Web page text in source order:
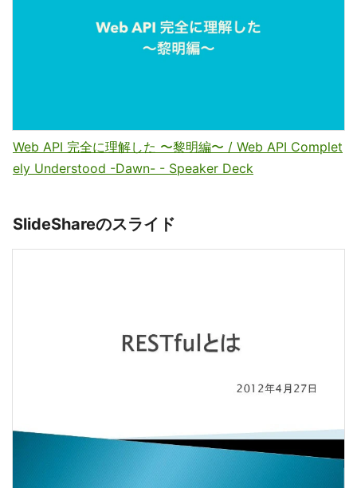
Web API 完全に理解した 〜黎明編〜 / Web API Complet
ely Understood -Dawn- - Speaker Deck
SlideShareのスライド